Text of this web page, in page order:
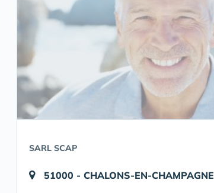
SARL SCAP
51000 - CHALONS-EN-CHAMPAGNE